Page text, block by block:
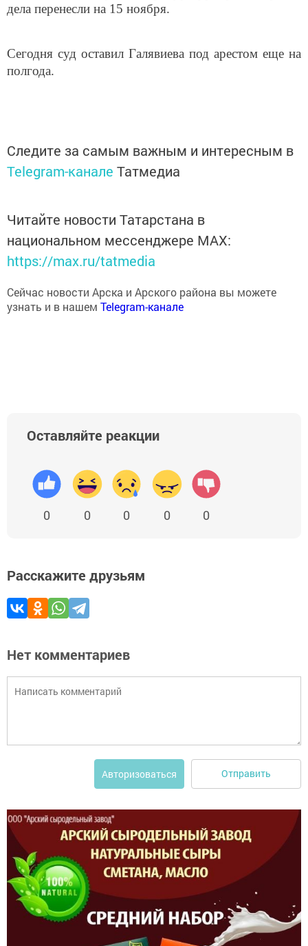
дела перенесли на 15 ноября.
Сегодня суд оставил Галявиева под арестом еще на
полгода.
Следите за самым важным и интересным в
Telegram-канале Татмедиа
Читайте новости Татарстана в
национальном мессенджере MАХ:
https://max.ru/tatmedia
Сейчас новости Арска и Арского района вы можете
узнать и в нашем Telegram-канале
Оставляйте реакции
0 0 0 0 0
Расскажите друзьям
Нет комментариев
Авторизоваться Отправить